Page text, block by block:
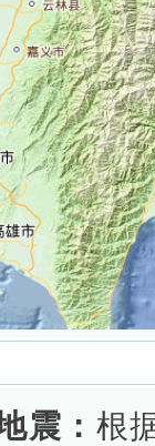
震： 根